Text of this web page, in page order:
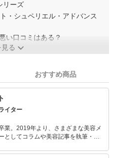
リーズ
・シュペリエル・アドバンス
い口コミはある？
る
おすすめ商品
イター
業。2019年より、さまざまな美容メ
としてコラムや美容記事を執筆・連
事の監修にも携わっています。さら